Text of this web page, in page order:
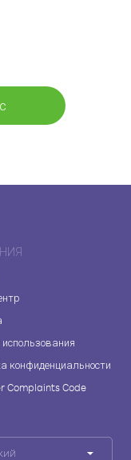
конфиденциальности
Complaints Code